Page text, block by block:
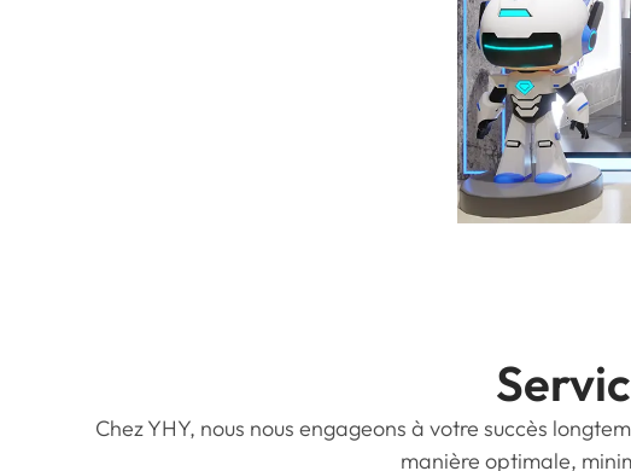
Chez YHY, nous nous engageons à votre succès
manière optimale,